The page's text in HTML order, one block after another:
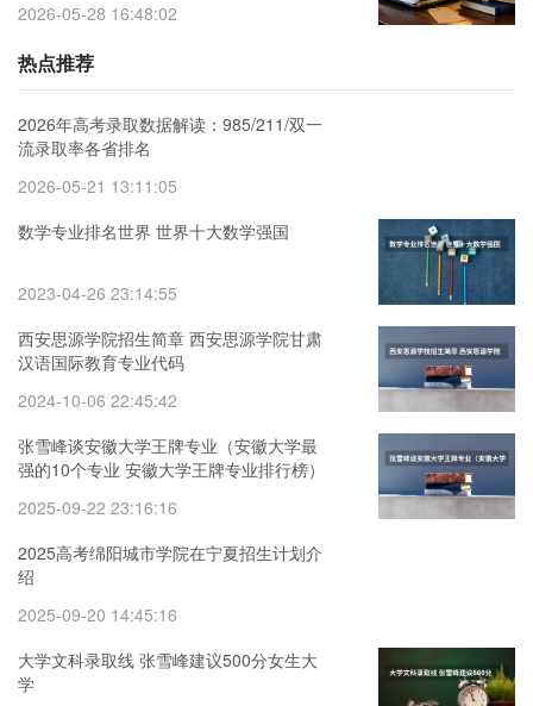
2026-05-28 16:48:02
热点推荐
2026年高考录取数据解读：985/211/双一
流录取率各省排名
2026-05-21 13:11:05
数学专业排名世界 世界十大数学强国
2023-04-26 23:14:55
西安思源学院招生简章 西安思源学院甘肃
汉语国际教育专业代码
2024-10-06 22:45:42
张雪峰谈安徽大学王牌专业（安徽大学最
强的10个专业 安徽大学王牌专业排行榜）
2025-09-22 23:16:16
2025高考绵阳城市学院在宁夏招生计划介
绍
2025-09-20 14:45:16
大学文科录取线 张雪峰建议500分女生大
学